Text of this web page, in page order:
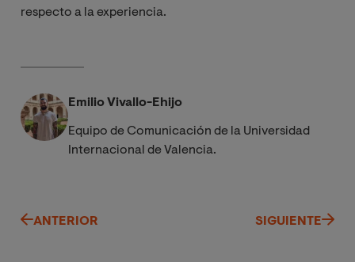
respecto a la experiencia.
Emilio Vivallo-Ehijo
Equipo de Comunicación de la Universidad
Internacional de Valencia.
ANTERIOR SIGUIENTE